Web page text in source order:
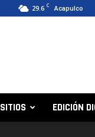
29.6 C Acapulco
SITIOS EDICIÓN